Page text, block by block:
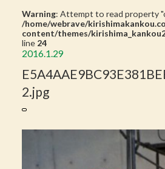
Warning: Attempt to read property
/home/webrave/
content/themes/
line 24
2016.1.29
2.jpg